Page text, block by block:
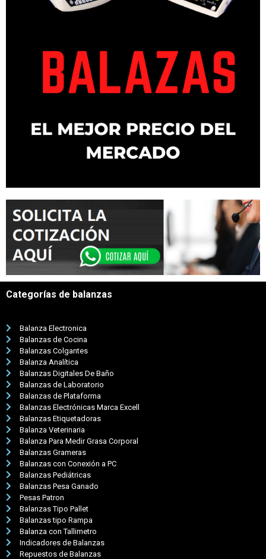
Categorías de balanzas
Balanza Electronica
Balanzas de Cocina
Balanzas Colgantes
Balanza Analítica
Balanzas Digitales De Baño
Balanzas de Laboratorio
Balanzas de Plataforma
Balanzas Electrónicas Marca Excell
Balanzas Etiquetadoras
Balanza Veterinaria
Balanza Para Medir Grasa Corporal
Balanzas Grameras
Balanzas con Conexión a PC
Balanzas Pediátricas
Balanzas Pesa Ganado
Pesas Patron
Balanzas Tipo Pallet
Balanzas tipo Rampa
Balanza con Tallimetro
Indicadores de Balanzas
Repuestos de Balanzas